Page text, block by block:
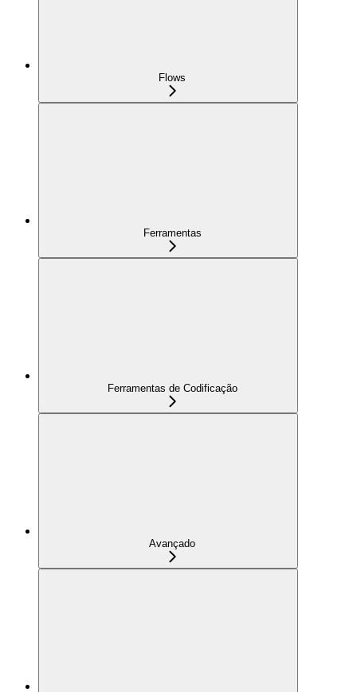
Flows
Ferramentas
Ferramentas de Codificação
Avançado